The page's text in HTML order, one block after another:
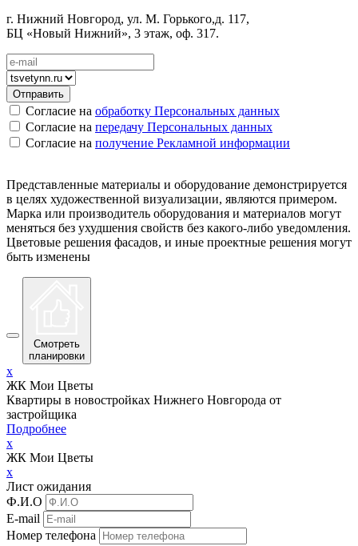
г. Нижний Новгород, ул. М. Горького,д. 117,
БЦ «Новый Нижний», 3 этаж, оф. 317.
Согласие на обработку Персональных данных
Согласие на передачу Персональных данных
Согласие на получение Рекламной информации
Представленные материалы и оборудование демонстрируется
в целях художественной визуализации, являются примером.
Марка или производитель оборудования и материалов могут
меняться без ухудшения свойств без какого-либо уведомления.
Цветовые решения фасадов, и иные проектные решения могут
быть изменены
Смотреть
планировки
x
ЖК Мои Цветы
Квартиры в новостройках Нижнего Новгорода от
застройщика
Подробнее
x
ЖК Мои Цветы
x
Лист ожидания
Ф.И.О
E-mail
Номер телефона